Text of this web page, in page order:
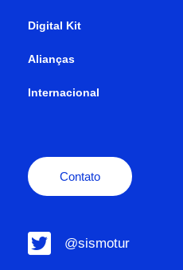
Digital Kit
Alianças
Internacional
Contato
@sismotur